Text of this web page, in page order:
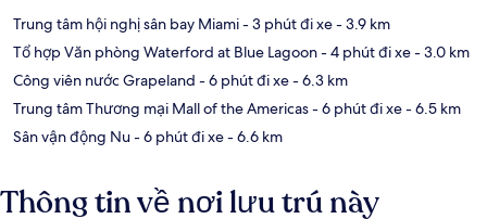
Trung tâm hội nghị sân bay Miami- 3 phút đi xe- 3.9 km
Tổ hợp Văn phòng Waterford at Blue Lagoon- 4 phút đi xe- 3.0 km
Công viên nước Grapeland - 6 phút đi xe- 6.3 km
Trung tâm Thương mại Mall of the Americas- 6 phút đi xe- 6.5 km
Sân vận động Nu- 6 phút đi xe- 6.6 km
Thông tin về nơi lưu trú này